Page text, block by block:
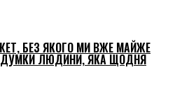
БЕЗ ЯКОГО МИ ВЖЕ МАЙЖЕ
ЛЮДИНИ, ЯКА ЩОДНЯ